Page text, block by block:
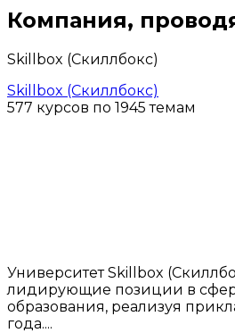
Компания,
Skillbox (Скиллбокс)
Skillbox (Скиллбокс)
577 курсов по 1945 темам
Университет Skillbox
лидирующие позиции в
образования, реализуя
года....